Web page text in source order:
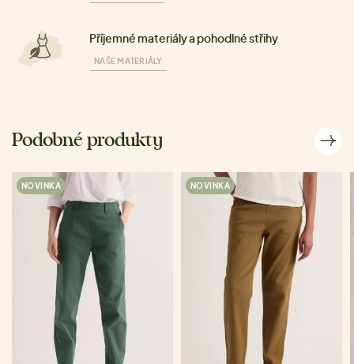
Příjemné materiály a pohodlné střihy
NAŠE MATERIÁLY
Podobné produkty
NOVINKA NOVINKA